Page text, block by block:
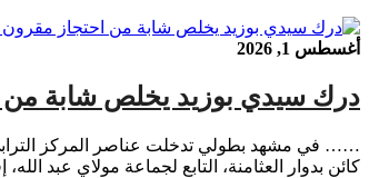
أغسطس 1, 2026
درك سيدي بوزيد يخلص شابة من
كائن بدوار العثامنة، التابع لجماعة مولاي عبد